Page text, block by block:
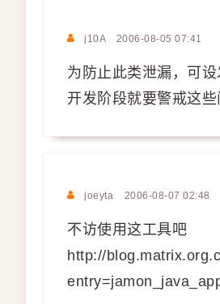
j10A 2006-08-05 07:41
为防止此类泄漏，可
开发阶段就要警戒这
joeyta 2006-08-07 02:48
不访使用这工具吧
http://